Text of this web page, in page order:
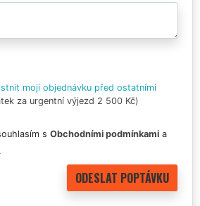
moji objednávku před ostatními
za urgentní výjezd 2 500 Kč)
s Obchodními podmínkami a